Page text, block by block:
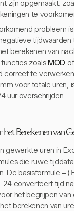
zijn opgemaakt,
te
probleem
berekenen van
zoalsMOD
correct te
voor totale uren,
uur overschrijden.
het Berekenen van
gewerkte uren in
die ruwe
De basisformule
converteert tijd
het begrijpen van
berekenen van